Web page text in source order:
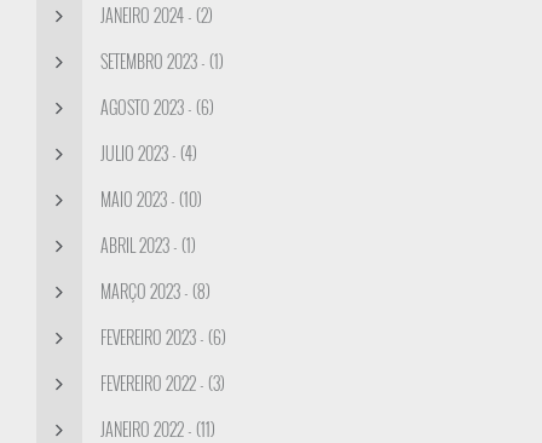
JANEIRO 2024 - (2)
SETEMBRO 2023 - (1)
AGOSTO 2023 - (6)
JULIO 2023 - (4)
MAIO 2023 - (10)
ABRIL 2023 - (1)
MARÇO 2023 - (8)
FEVEREIRO 2023 - (6)
FEVEREIRO 2022 - (3)
JANEIRO 2022 - (11)